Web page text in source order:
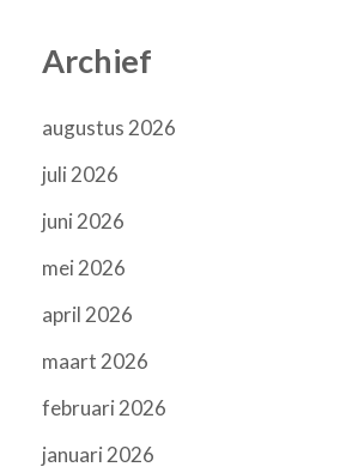
Archief
augustus 2026
juli 2026
juni 2026
mei 2026
april 2026
maart 2026
februari 2026
januari 2026